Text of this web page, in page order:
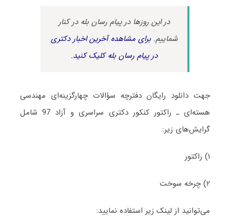
در این روزها در پیام رسان بله در کنار
شماییم.برای مشاهده آخرین اخبار دکتری
در پیام رسان بله کلیک کنید.
جهت دانلود رایگان دفترچه سؤالات چهارگزینه‌ای مهندسی
هسته‌­ای ـ راکتور کنکور دکتری سراسری و آزاد 97 شامل
گرایش‌های زیر:
۱) راکتور
۲) چرخه سوخت
می‌توانید از لینک زیر استفاده نمایید: